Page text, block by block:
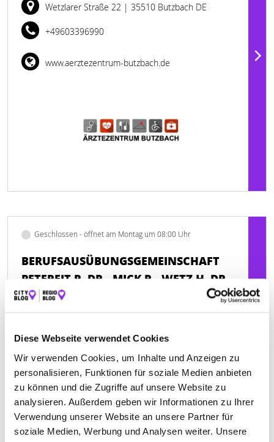
Diese Webseite verwendet Cookies
Wir verwenden Cookies, um Inhalte und Anzeigen zu
personalisieren, Funktionen für soziale Medien anbieten
zu können und die Zugriffe auf unsere Website zu
analysieren. Außerdem geben wir Informationen zu Ihrer
Verwendung unserer Website an unsere Partner für
soziale Medien, Werbung und Analysen weiter. Unsere
Wetzlarer Straße 22 | 35510 Butzbach DE
+49603396990
www.aerztezentrum-butzbach.de
Geschlossen - öffnet am Montag um 08:00 Uhr
BERUFSAUSÜBUNGSGEMEINSCHAFT
PETEREIT R. DR., MICK R., WETZ H. DR.,
HAASE A., DR. MAIER R.
+49618793540
www.arztpraxis-nidderau.de